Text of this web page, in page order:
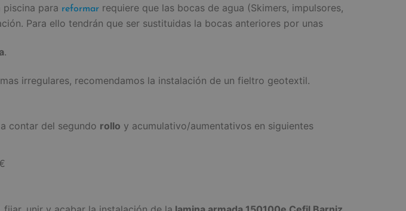
piscina para reformar requiere que las bocas de agua (Skimers, impulsores,
Para ello tendrán que ser sustituidas la bocas anteriores por unas
.
irregulares, recomendamos la instalación de un fieltro geotextil.
contar del segundo rollo y acumulativo/aumentativos en siguientes